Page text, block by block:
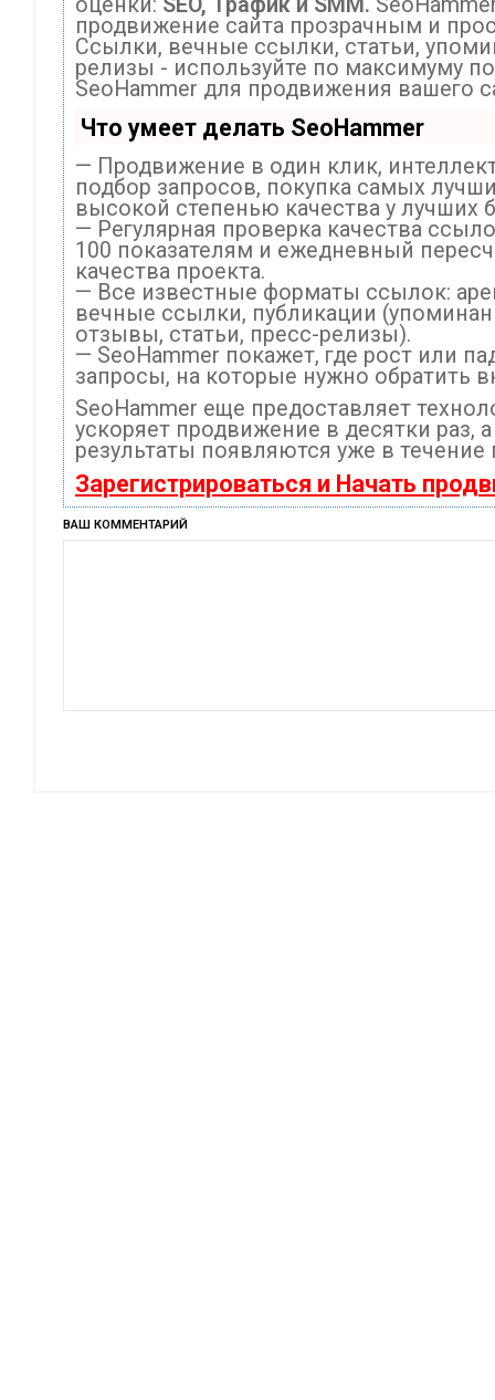
продвижение сайта прозрачным и
Ссылки, вечные ссылки, статьи,
релизы - используйте по максимуму
SeoHammer для продвижения вашего
Что умеет делать SeoHammer
— Продвижение в один клик,
подбор запросов, покупка самых
высокой степенью качества у лучших
— Регулярная проверка качества
100 показателям и ежедневный
качества проекта.
— Все известные форматы ссылок:
вечные ссылки, публикации
отзывы, статьи, пресс-релизы).
— SeoHammer покажет, где рост или
запросы, на которые нужно обратить
SeoHammer еще предоставляет
ускоряет продвижение в десятки раз,
результаты появляются уже в
Зарегистрироваться и Начать
ВАШ КОММЕНТАРИЙ